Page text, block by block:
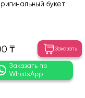
букет
₸ Заказать
Заказать по
WhatsApp